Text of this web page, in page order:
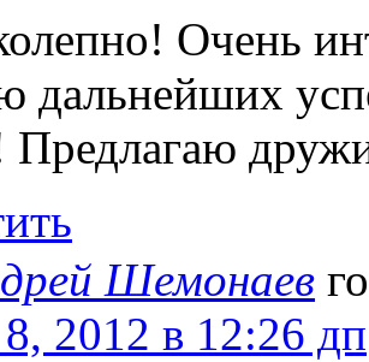
Очень
дальнейших
Предлагаю
Шемонаев
2012 в 12:26 дп